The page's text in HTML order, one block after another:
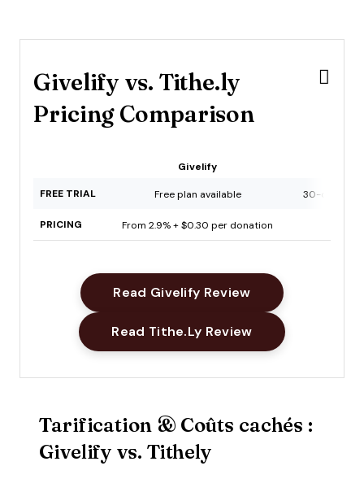
Givelify vs. Tithe.ly
Pricing Comparison
Givelify
FREE TRIAL Free plan available 30-day free
PRICING From 2.9% + $0.30 per donation
Read Givelify ReviewOpens New
Read Tithe.ly ReviewOpens New
Tarification & Coûts cachés :
Givelify vs. Tithely